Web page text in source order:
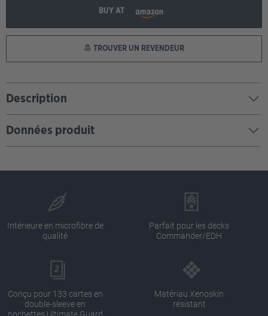
BUY AT
TROUVER UN REVENDEUR
Description
Données produit
Intérieure en microfibre de
qualité
Parfait pour les decks
Commander/EDH
Conçu pour 133 cartes en
double-sleeve en
Matériau Xenoskin
résistant